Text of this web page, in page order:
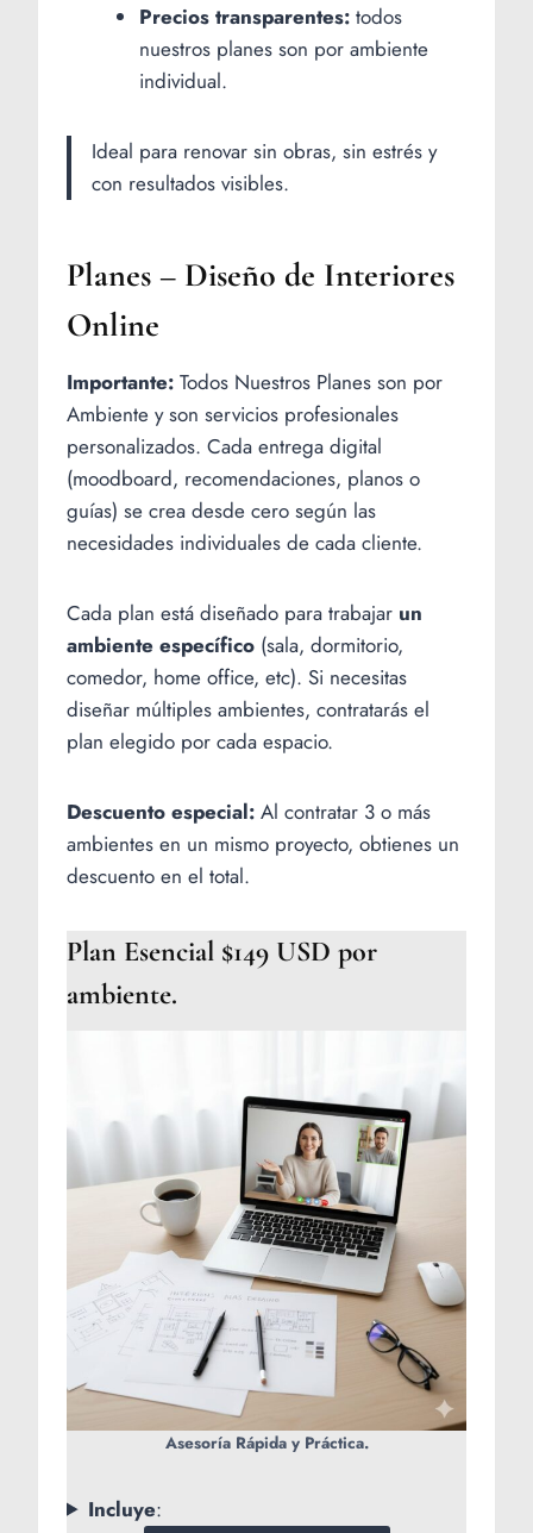
Precios transparentes:todos
nuestros planes son por ambiente
individual.
Ideal para renovar sin obras, sin estrés y
con resultados visibles.
Planes – Diseño de Interiores
Online
Importante: Todos Nuestros Planes son por
Ambiente y son servicios profesionales
personalizados. Cada entrega digital
(moodboard, recomendaciones, planos o
guías) se crea desde cero según las
necesidades individuales de cada cliente.
Cada plan está diseñado para trabajar un
ambiente específico (sala, dormitorio,
comedor, home office, etc). Si necesitas
diseñar múltiples ambientes, contratarás el
plan elegido por cada espacio.
Descuento especial: Al contratar 3 o más
ambientes en un mismo proyecto, obtienes un
descuento en el total.
Plan Esencial $149 USD por
ambiente.
Asesoría Rápida y Práctica.
Incluye: